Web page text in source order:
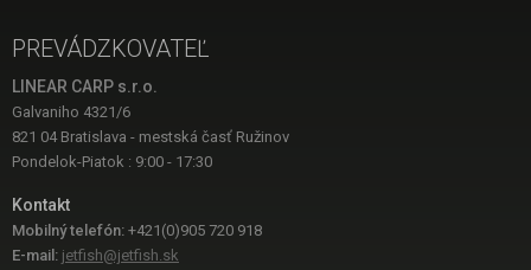
PREVÁDZKOVATEĽ
LINEAR CARP s.r.o.
Galvaniho 4321/6
821 04 Bratislava - mestská časť Ružinov
Pondelok-Piatok : 9:00 - 17:30
Kontakt
Mobilný telefón: +421(0)905 720 918
E-mail: jetfish@jetfish.sk